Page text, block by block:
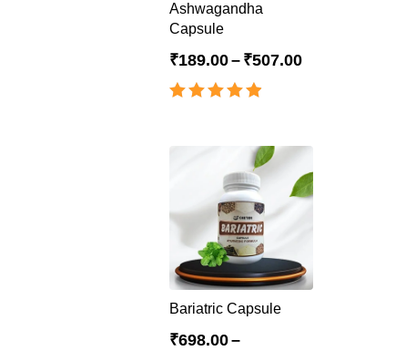
Ashwagandha
Capsule
₹189.00– ₹507.00
Bariatric Capsule
₹698.00–